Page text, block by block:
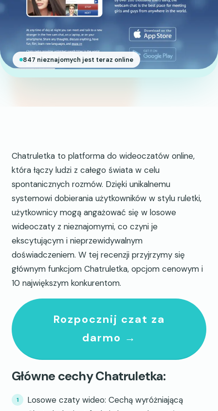
847 nieznajomych jest teraz online
Chatruletka to platforma do wideoczatów online,
która łączy ludzi z całego świata w celu
spontanicznych rozmów. Dzięki unikalnemu
systemowi dobierania użytkowników w stylu ruletki,
użytkownicy mogą angażować się w losowe
wideoczaty z nieznajomymi, co czyni je
ekscytującym i nieprzewidywalnym
doświadczeniem. W tej recenzji przyjrzymy się
głównym funkcjom Chatruletka, opcjom cenowym i
10 największym konkurentom.
Rozpocznij czat za
darmo →
Główne cechy Chatruletka:
Losowe czaty wideo: Cechą wyróżniającą